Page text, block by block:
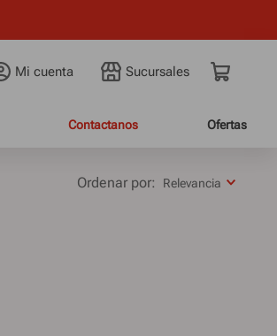
Mi cuenta
Contactanos Ofertas
Relevancia